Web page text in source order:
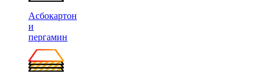
Асбокартон
и
пергамин